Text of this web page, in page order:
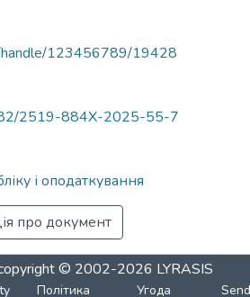
handle/123456789/19428
2519-884X-2025-55-7
і оподаткування
про документ
© 2002-2026 LYRASIS
Політика Угода Send